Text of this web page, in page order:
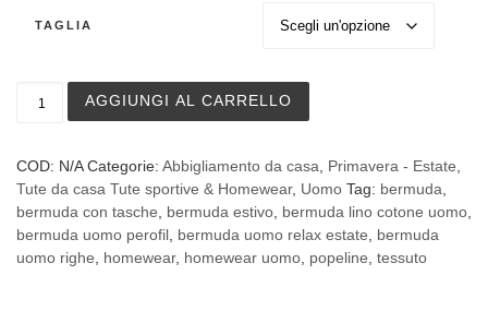
TAGLIA
Bermuda da uomo Perofil in lino e cotone serie Street
AGGIUNGI AL CARRELLO
COD: N/A Categorie: Abbigliamento da casa Primavera - Estate
Tute da casa Tute sportive & Homewear, Uomo Tag: bermuda
bermuda con tasche
bermuda estivo bermuda lino cotone uomo
bermuda uomo perofil bermuda uomo relax estate
bermuda
uomo righe
homewear, homewear uomo popeline tessuto